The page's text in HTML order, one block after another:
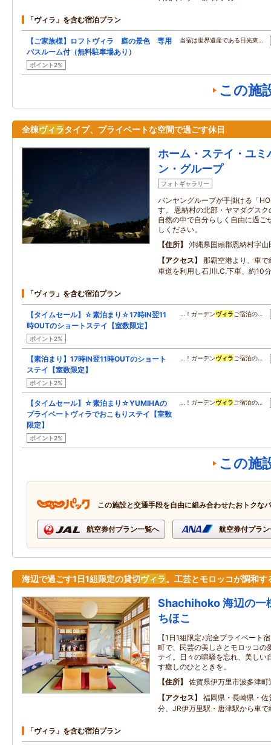
「ヴィラ」を含む宿泊プラン
【ご家族様】ロフトヴィラ 庭の景色 専用
バスルーム付（無料駐車場あり）
ポイント2%
当宿は世界遺産である日光東…
この施
全棟ヴィラタイプ、プライベートな空間で過ごす休日
ホーム・ステイ・ユミ
ン・グループ
フォトギャラリー
バンヤングループが手掛ける「
す。 恩納村の北部・ヤマダグス
自然の中で自分らしく自由に過ご
しください。
住所
沖縄県国頭郡恩納村字
アクセス
那覇空港より、車
車道を利用し石川I.C.下車、約10
「ヴィラ」を含む宿泊プラン
【タイムセール】☆素泊まり☆17時IN翌11
時OUTのショートステイ【室数限定】
ポイント2%
…！ガーデンヴィラ ご宿泊の…
【素泊まり】17時IN翌11時OUTのショート
ステイ【室数限定】
ポイント2%
…！ガーデンヴィラ ご宿泊の…
【タイムセール】☆素泊まり☆YUMIHAの
プライベートヴィラでおこもりステイ【室数
限定】
ポイント2%
…！ガーデンヴィラ ご宿泊の…
この施
この施設と交通手段を自由に組み合わせたおトクな
航空券付プラン一覧へ 航空券付プラ
海辺で過ごす1日1組限定の貸切ヴィラ。工芸とモロッコが調和す
Shachihoko 海辺の一
ちほこ
【1日1組限定♪完全プライベート
町で、民芸の美しさとモロッコの
テイ。日々の喧騒を忘れ、美しい
す癒しのひとときを。
住所
佐賀県伊万里市波多津町
アクセス
福岡県・長崎県・
分、JR伊万里駅・唐津駅から車
「ヴィラ」を含む宿泊プラン